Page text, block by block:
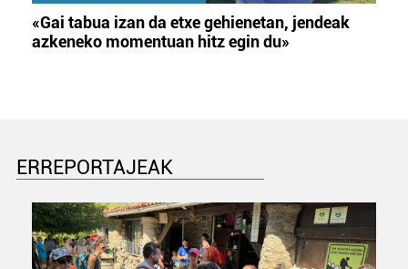
Lortu zure datu pertsonalak prozesatzeko moduari
buruzko informazio gehiago eta ezarri zure lehentasunak
datuen atalean. Edozein unetan alda edo ken dezakezu
zerbitzuak hobetzeko asmoz, cookie teknologiaz
baliatzen gara. Ohar hau onartuz gero, teknologia hori
erabiltzeko baimen esplizitua ematen diguzu.Gehiago
irakurri
«Gai tabua izan da etxe gehienetan, jendeak
azkeneko momentuan hitz egin du»
ERREPORTAJEAK